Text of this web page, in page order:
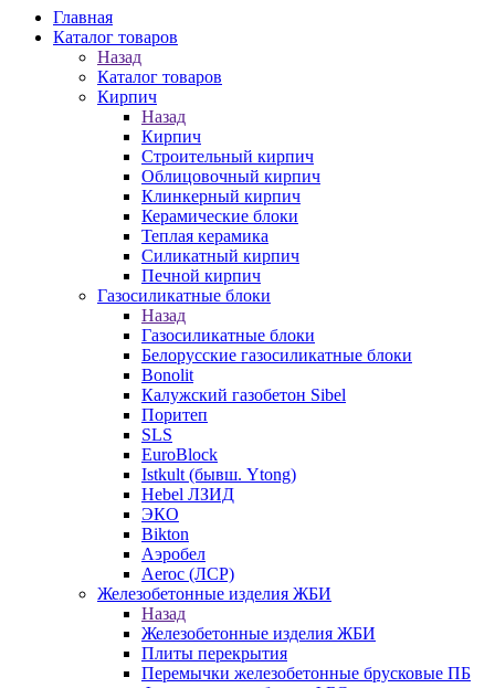
Главная
Каталог товаров
Назад
Каталог товаров
Кирпич
Назад
Кирпич
Строительный кирпич
Облицовочный кирпич
Клинкерный кирпич
Керамические блоки
Теплая керамика
Силикатный кирпич
Печной кирпич
Газосиликатные блоки
Назад
Газосиликатные блоки
Белорусские газосиликатные блоки
Bonolit
Калужский газобетон Sibel
Поритеп
SLS
EuroBlock
Istkult (бывш. Ytong)
Hebel ЛЗИД
ЭКО
Bikton
Аэробел
Aeroc (ЛСР)
Железобетонные изделия ЖБИ
Назад
Железобетонные изделия ЖБИ
Плиты перекрытия
Перемычки железобетонные брусковые ПБ